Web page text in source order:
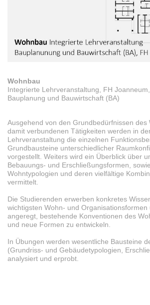
Wohnbau
Integrierte Lehrveranstaltung, FH
Bauplanung und Bauwirtschaft (BA)
Ausgehend von den Grundbedürfnissen des
damit verbundenen Tätigkeiten werden in
Lehrveranstaltung die einzelnen
Grundbausteine unterschiedlicher
vorgestellt. Weiters wird ein Überblick über
Bebauungs- und Erschließungsformen,
Wohntypologien und deren vielfältige
vermittelt.
Die Studierenden erwerben konkretes
wichtigsten Wohn- und Organisationsformen
angeregt, bestehende Konventionen des
und neue Formen zu entwickeln.
In Übungen werden wesentliche Bausteine
(Grundriss- und Gebäudetypologien,
analysiert und erprobt.